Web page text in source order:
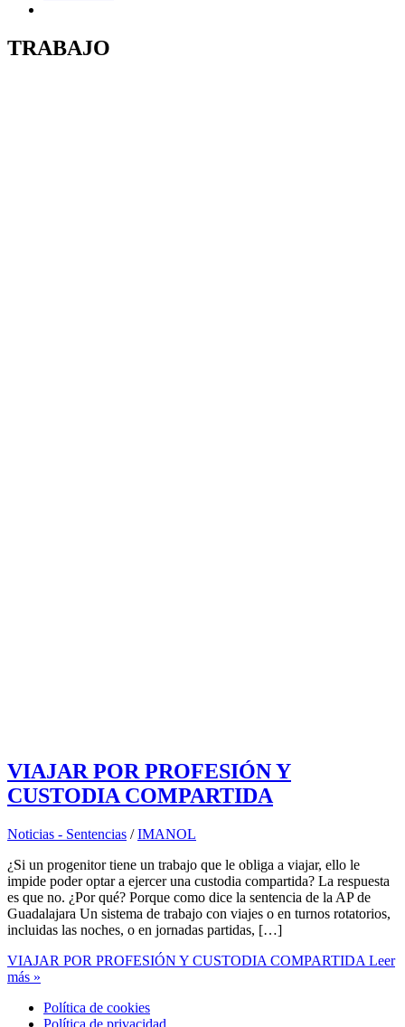
TRABAJO
VIAJAR POR PROFESIÓN Y
CUSTODIA COMPARTIDA
Noticias - Sentencias /IMANOL
¿Si un progenitor tiene un trabajo que le obliga a viajar, ello le
impide poder optar a ejercer una custodia compartida? La respuesta
es que no. ¿Por qué? Porque como dice la sentencia de la AP de
Guadalajara Un sistema de trabajo con viajes o en turnos rotatorios,
incluidas las noches, o en jornadas partidas, […]
VIAJAR POR PROFESIÓN Y CUSTODIA COMPARTIDA Leer
más »
Política de cookies
Política de privacidad